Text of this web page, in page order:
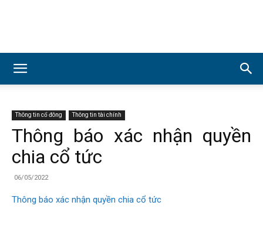
Công
Thông tin cổ đông Thông tin tài chính
Thông báo xác nhận quyền
chia cổ tức
06/05/2022
Thông báo xác nhận quyền chia cổ tức